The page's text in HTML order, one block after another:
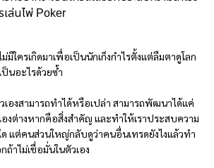
เล่นไพ่ Poker
มีใครเกิดมาเพื่อเป็นนักเก็งกำไรตั้งแต่ลืมตาดูโลก
นอะไรด้วยซ้ำ
เองสามารถทำได้หรือเปล่า สามารถพัฒนาได้แค่
งต่างหากคือสิ่งสำคัญ และทำให้เราประสบความ
ใด แต่คนส่วนใหญ่กลับดูว่าคนอื่นเทรดยังไงแล้วทำ
ถ้าไม่เชื่อมั่นในตัวเอง